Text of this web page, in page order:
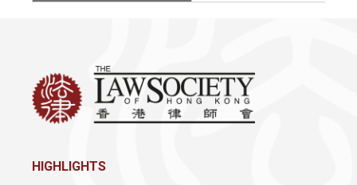
HIGHLIGHTS